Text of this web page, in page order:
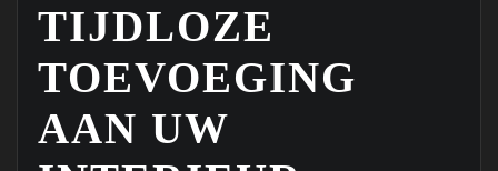
TIJDLOZE
TOEVOEGING
AAN UW